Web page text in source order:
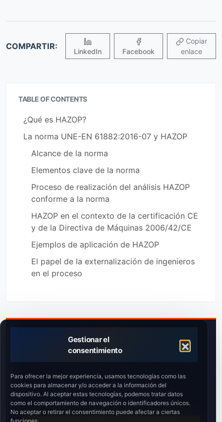
Gestionar el
consentimiento
Para ofrecer la mejor experiencia, usamos tecnologías como las
cookies para almacenar y/o acceder a la información del
dispositivo. Al aceptar estas tecnologías, podemos tratar datos
como el comportamiento de navegación o identificadores únicos.
No aceptar o retirar el consentimiento puede afectar a ciertas
COMPARTIR:
LinkedIn Facebook
enlace
TABLE OF CONTENTS
¿Qué es HAZOP?
La norma UNE-EN 61882:2016-07 y HAZOP
Alcance de la norma
Elementos clave de la norma
Proceso de realización del análisis HAZOP
conforme a la norma
HAZOP en el contexto de la certificación CE
y de la Directiva de Máquinas 2006/42/CE
Ejemplos de aplicación de HAZOP
El papel de la externalización de ingenieros
en el proceso
¿Máquinas sin CE?
Riesgo de parada de producción por inspección.
Solicita una auditoría “cero”.